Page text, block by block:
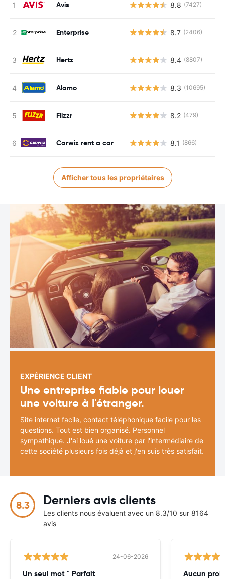
Avis 8.8 (7427)
Enterprise 8.7 (2406)
Hertz 8.4 (8807)
Alamo 8.3 (10695)
Flizzr 8.2 (479)
Carwiz rent a car 8.1 (866)
Afficher tous les propriétaires
EXPÉRIENCE CLIENT
Une entreprise fiable pour louer
une voiture à l'étranger.
Site internet facile, contact téléphonique facile pour les
questions. Tout est bien organisé. Personnel
sympathique. J'ai loué une voiture par l'intermédiaire de
cette société plusieurs fois déjà et j'en suis très satisfait.
8.3 Derniers avis clients
Les clients nous évaluent avec un 8.3/10 sur 8164
avis
24-06-2026
Un seul mot " Parfait Aucun